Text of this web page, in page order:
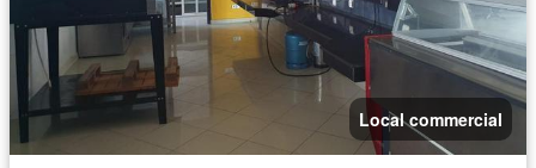
Local commercial